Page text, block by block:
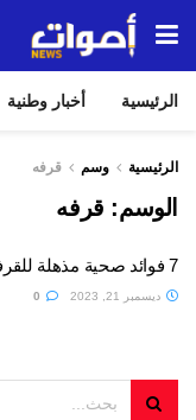
الرئيسية أخبار وطنية
الرئيسية وسم قرفه
الوسم: قرفه
7 فوائد صحية مذهلة للقرفة…تعرف عليها
ديسمبر 21, 2023